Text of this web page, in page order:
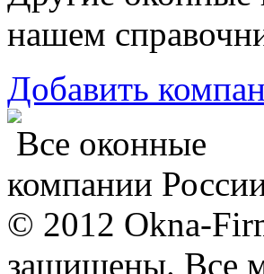
нашем
Добавить
Все оконные
компании
© 2012 Okna-
защищены. Все